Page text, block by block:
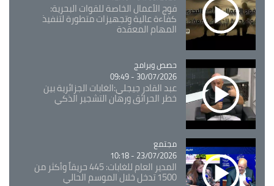
فوج الأعمال الخاصة للقوات البحرية:
كفاءة عالية وتجهيزات متطورة لتنفيذ
المهام المعقدة
Catégorie
حصص وبرامج
30/07/2026 - 09:49
عبد القادر جيجلي:الغابات الجزائرية بين
خطر الحرائق ورهان التشجير الذكي
Catégorie
مجتمع
23/07/2026 - 10:18
المدير العام للغابات: 445 حريقاً وأكثر من
1500 تدخل خلال الموسم الحالي